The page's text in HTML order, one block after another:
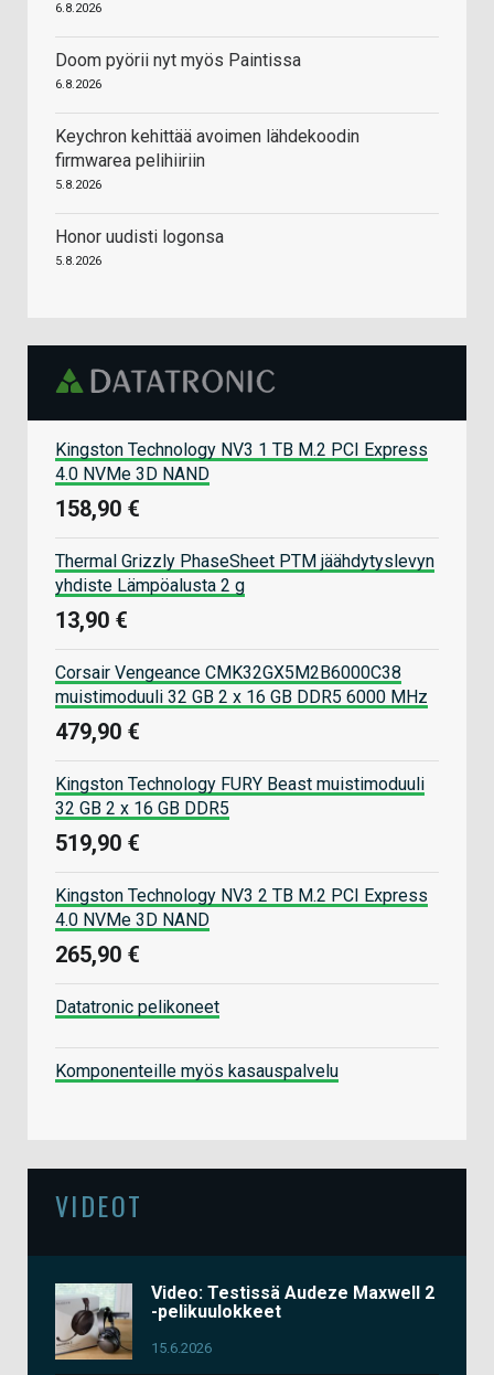
6.8.2026
Doom pyörii nyt myös Paintissa
6.8.2026
Keychron kehittää avoimen lähdekoodin
firmwarea pelihiiriin
5.8.2026
Honor uudisti logonsa
5.8.2026
Kingston Technology NV3 1 TB M.2 PCI Express
4.0 NVMe 3D NAND
158,90 €
Thermal Grizzly PhaseSheet PTM jäähdytyslevyn
yhdiste Lämpöalusta 2 g
13,90 €
Corsair Vengeance CMK32GX5M2B6000C38
muistimoduuli 32 GB 2 x 16 GB DDR5 6000 MHz
479,90 €
Kingston Technology FURY Beast muistimoduuli
32 GB 2 x 16 GB DDR5
519,90 €
Kingston Technology NV3 2 TB M.2 PCI Express
4.0 NVMe 3D NAND
265,90 €
Datatronic pelikoneet
Komponenteille myös kasauspalvelu
VIDEOT
Video: Testissä Audeze Maxwell 2
-pelikuulokkeet
15.6.2026